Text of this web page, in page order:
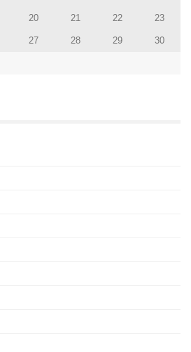
20 21 22 23
27 28 29 30